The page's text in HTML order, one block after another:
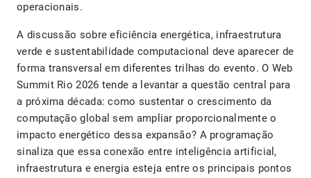
operacionais.
A discussão sobre eficiência energética, infraestrutura
verde e sustentabilidade computacional deve aparecer de
forma transversal em diferentes trilhas do evento. O Web
Summit Rio 2026 tende a levantar a questão central para
a próxima década: como sustentar o crescimento da
computação global sem ampliar proporcionalmente o
impacto energético dessa expansão? A programação
sinaliza que essa conexão entre inteligência artificial,
infraestrutura e energia esteja entre os principais pontos